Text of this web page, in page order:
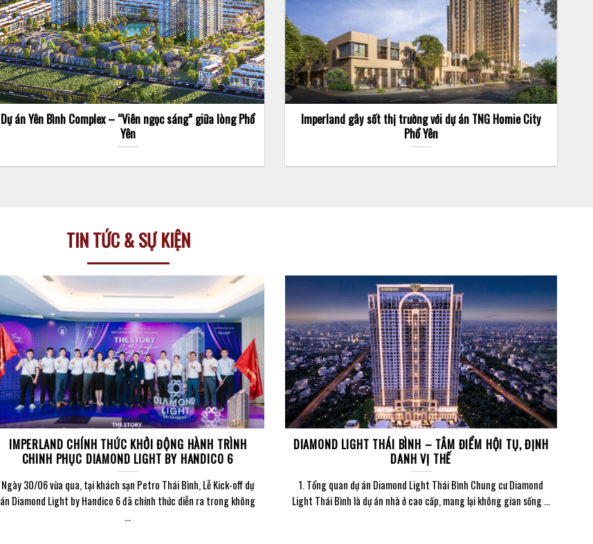
Dự án Yên Bình Complex – “Viên ngọc sáng” giữa lòng Phổ
Yên
Imperland gây sốt thị trường với dự án TNG Homie City
Phổ Yên
TIN TỨC & SỰ KIỆN
IMPERLAND CHÍNH THỨC KHỞI ĐỘNG HÀNH TRÌNH
CHINH PHỤC DIAMOND LIGHT BY HANDICO 6
Ngày 30/06 vừa qua, tại khách sạn Petro Thái Bình, Lễ Kick-off dự
án Diamond Light by Handico 6 đã chính thức diễn ra trong không
...
DIAMOND LIGHT THÁI BÌNH – TÂM ĐIỂM HỘI TỤ, ĐỊNH
DANH VỊ THẾ
1. Tổng quan dự án Diamond Light Thái Bình Chung cư Diamond
Light Thái Bình là dự án nhà ở cao cấp, mang lại không gian sống ...